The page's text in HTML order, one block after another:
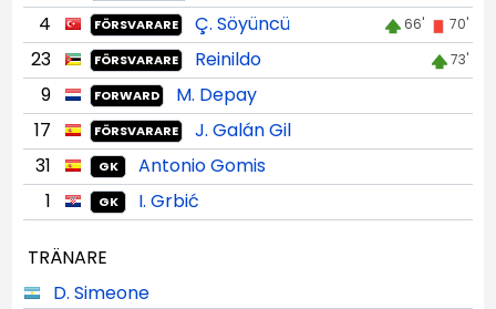
4 FÖRSVARARE Ç. Söyüncü 66' 70'
23 FÖRSVARARE Reinildo 73'
9 FORWARD
M. Depay
17
FÖRSVARARE
J. Galán Gil
31
GK
Antonio Gomis
1
GK I. Grbić
TRÄNARE
D. Simeone